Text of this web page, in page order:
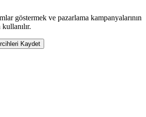
göstermek ve pazarlama kampanyalarının
Kaydet